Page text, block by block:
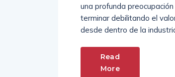
una profunda
terminar debilitando el
desde dentro de la
Read
More